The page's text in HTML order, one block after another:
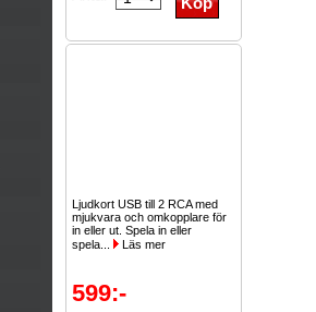
Ljudkort USB till 2 RCA med
mjukvara och omkopplare för
in eller ut. Spela in eller
spela...
Läs mer
599:-